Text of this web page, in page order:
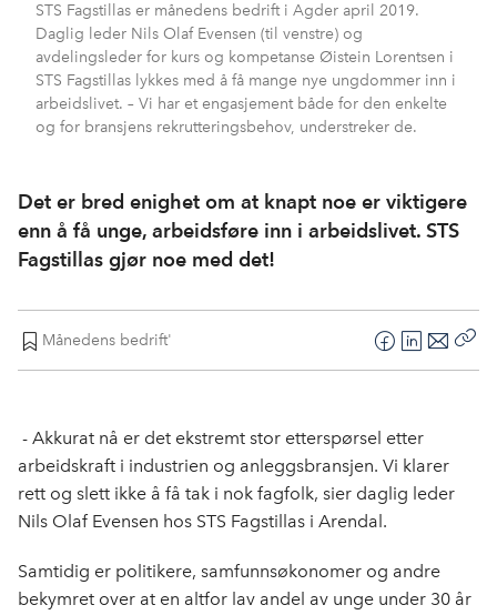
STS Fagstillas er månedens bedrift i Agder april 2019.
Daglig leder Nils Olaf Evensen (til venstre) og
avdelingsleder for kurs og kompetanse Øistein Lorentsen i
STS Fagstillas lykkes med å få mange nye ungdommer inn i
arbeidslivet. – Vi har et engasjement både for den enkelte
og for bransjens rekrutteringsbehov, understreker de.
Det er bred enighet om at knapt noe er viktigere
enn å få unge, arbeidsføre inn i arbeidslivet. STS
Fagstillas gjør noe med det!
Månedens bedrift'
F
a
e
o
L
i
k
e
I
E
-
s
- Akkurat nå er det ekstremt stor etterspørsel etter
arbeidskraft i industrien og anleggsbransjen. Vi klarer
rett og slett ikke å få tak i nok fagfolk, sier daglig leder
Nils Olaf Evensen hos STS Fagstillas i Arendal.
Samtidig er politikere, samfunnsøkonomer og andre
bekymret over at en altfor lav andel av unge under 30 år